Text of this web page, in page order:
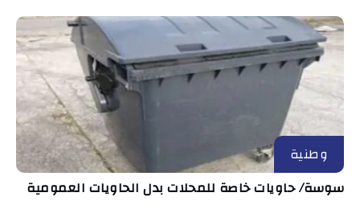
وطنية
سوسة/ حاويات خاصة للمحلات بدل الحاويات العمومية